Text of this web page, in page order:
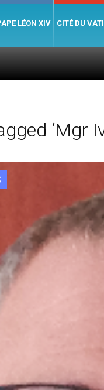
LÉON XIV CITÉ DU
‘Mgr